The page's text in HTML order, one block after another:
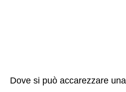
Dove si può accarezzare